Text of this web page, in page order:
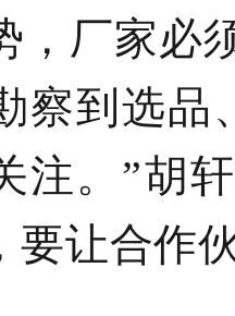
，厂家必
察到选品
注。”胡
要让合作